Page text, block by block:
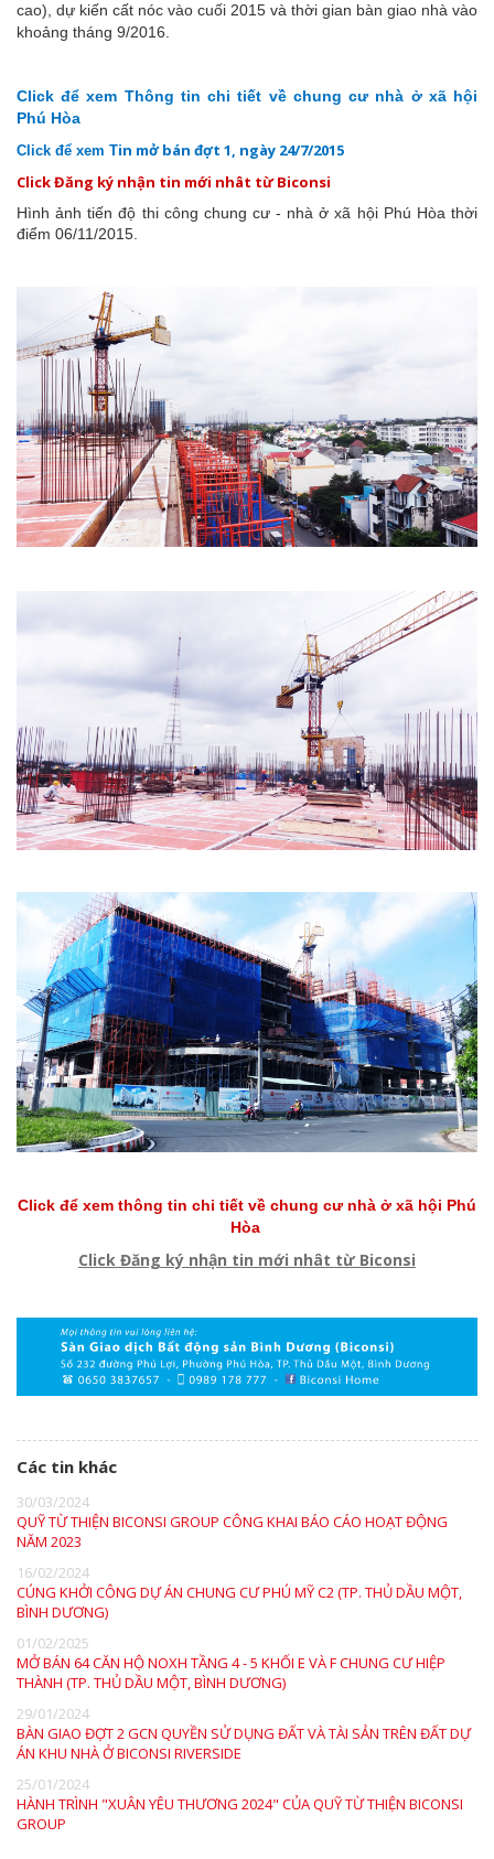
cao), dự kiến cất nóc vào cuối 2015 và thời gian bàn giao nhà vào
khoảng tháng 9/2016.
Click để xem Thông tin chi tiết về chung cư nhà ở xã hội
Phú Hòa
Click để xem Tin mở bán đợt 1, ngày 24/7/2015
Click Đăng ký nhận tin mới nhât từ Biconsi
Hình ảnh tiến độ thi công chung cư - nhà ở xã hội Phú Hòa thời
điểm 06/11/2015.
Click để xem thông tin chi tiết về chung cư nhà ở xã hội Phú
Hòa
Click Đăng ký nhận tin mới nhât từ Biconsi
Các tin khác
30/03/2024
QUỸ TỪ THIỆN BICONSI GROUP CÔNG KHAI BÁO CÁO HOẠT ĐỘNG
NĂM 2023
16/02/2024
CÚNG KHỞI CÔNG DỰ ÁN CHUNG CƯ PHÚ MỸ C2 (TP. THỦ DẦU MỘT,
BÌNH DƯƠNG)
01/02/2025
MỞ BÁN 64 CĂN HỘ NOXH TẦNG 4 - 5 KHỐI E VÀ F CHUNG CƯ HIỆP
THÀNH (TP. THỦ DẦU MỘT, BÌNH DƯƠNG)
29/01/2024
BÀN GIAO ĐỢT 2 GCN QUYỀN SỬ DỤNG ĐẤT VÀ TÀI SẢN TRÊN ĐẤT DỰ
ÁN KHU NHÀ Ở BICONSI RIVERSIDE
25/01/2024
HÀNH TRÌNH "XUÂN YÊU THƯƠNG 2024" CỦA QUỸ TỪ THIỆN BICONSI
GROUP